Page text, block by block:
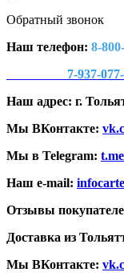
Обратный звонок
Наш телефон: 8-
7-937-077-
Наш адрес: г.
Мы ВКонтакте:
Мы в Telegram:
Наш e-mail:
Отзывы
Доставка из
Мы ВКонтакте: